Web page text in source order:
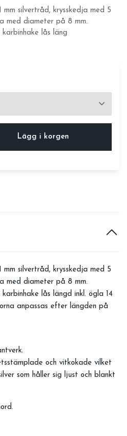
silvertråd, krysskedja med 5
med diameter på 8 mm.
lås läng
Lägg i korgen
silvertråd, krysskedja med 5
med diameter på 8 mm.
lås längd inkl. ögla 14
anpassas efter längden på
och vitkokade vilket
som håller sig ljust och blankt